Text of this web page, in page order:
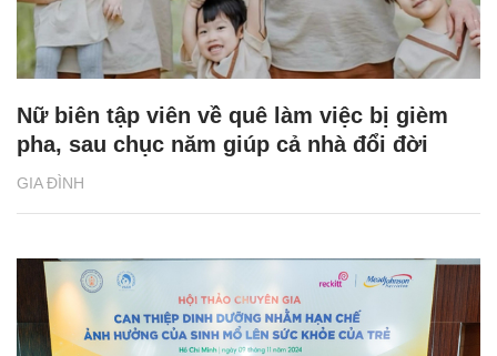
GIA ĐÌNH
Nữ biên tập viên về quê làm việc bị gièm
pha, sau chục năm giúp cả nhà đổi đời